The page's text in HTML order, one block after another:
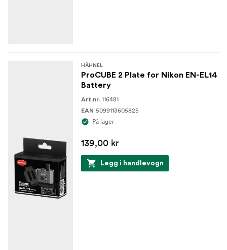
HÄHNEL
ProCUBE 2 Plate for Nikon EN-EL14
Battery
Art.nr. 116481
EAN 5099113605825
På lager
139,00 kr
Legg i handlevogn